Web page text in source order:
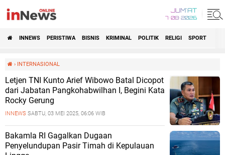
JUM'AT
7•08•2026
INNEWS PERISTIWA BISNIS KRIMINAL POLITIK RELIGI SPORT
› INTERNASIONAL
Letjen TNI Kunto Arief Wibowo Batal Dicopot
dari Jabatan Pangkohabwilhan I, Begini Kata
Rocky Gerung
INNEWS SABTU, 03 MEI 2025, 06:06 WIB
Bakamla RI Gagalkan Dugaan
Penyelundupan Pasir Timah di Kepulauan